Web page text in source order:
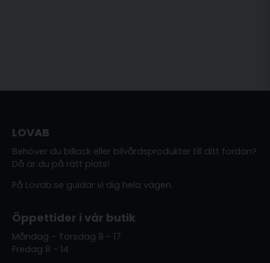
LOVAB
Behöver du billack eller bilvårdsprodukter till ditt fordon?
Då är du på rätt plats!
På Lovab.se guidar vi dig hela vägen.
Öppettider i vår butik
Måndag - Torsdag 8 - 17
Fredag 8 - 14